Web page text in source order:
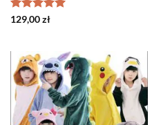
Oceniono
129,00zł